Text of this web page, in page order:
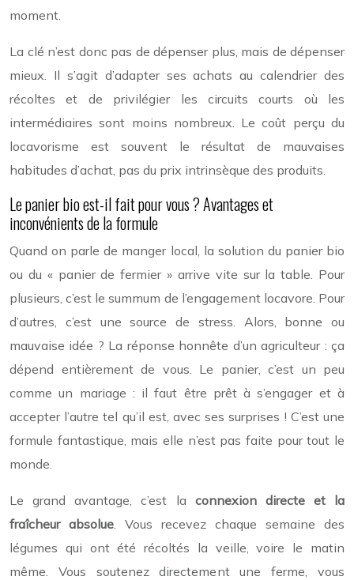
moment.
La clé n’est donc pas de dépenser plus, mais de dépenser
mieux. Il s’agit d’adapter ses achats au calendrier des
récoltes et de privilégier les circuits courts où les
intermédiaires sont moins nombreux. Le coût perçu du
locavorisme est souvent le résultat de mauvaises
habitudes d’achat, pas du prix intrinsèque des produits.
Le panier bio est-il fait pour vous ? Avantages et
inconvénients de la formule
Quand on parle de manger local, la solution du panier bio
ou du « panier de fermier » arrive vite sur la table. Pour
plusieurs, c’est le summum de l’engagement locavore. Pour
d’autres, c’est une source de stress. Alors, bonne ou
mauvaise idée ? La réponse honnête d’un agriculteur : ça
dépend entièrement de vous. Le panier, c’est un peu
comme un mariage : il faut être prêt à s’engager et à
accepter l’autre tel qu’il est, avec ses surprises ! C’est une
formule fantastique, mais elle n’est pas faite pour tout le
monde.
Le grand avantage, c’est la connexion directe et la
fraîcheur absolue. Vous recevez chaque semaine des
légumes qui ont été récoltés la veille, voire le matin
même. Vous soutenez directement une ferme, vous